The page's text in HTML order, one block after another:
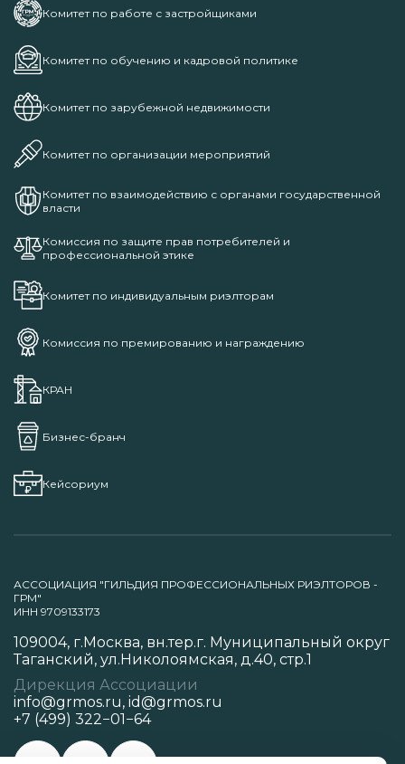
Комитет по работе с застройщиками
Комитет по обучению и кадровой политике
Комитет по зарубежной недвижимости
Комитет по организации мероприятий
Комитет по взаимодействию с органами государственной
власти
Комиссия по защите прав потребителей и
профессиональной этике
Комитет по индивидуальным риэлторам
Комиссия по премированию и награждению
КРАН
Бизнес-бранч
Кейсориум
АССОЦИАЦИЯ "ГИЛЬДИЯ ПРОФЕССИОНАЛЬНЫХ РИЭЛТОРОВ -
ГРМ"
ИНН 9709133173
109004, г.Москва, вн.тер.г. Муниципальный округ
Таганский, ул.Николоямская, д.40, стр.1
Дирекция Ассоциации
info@grmos.ru, id@grmos.ru
+7 (499) 322−01−64